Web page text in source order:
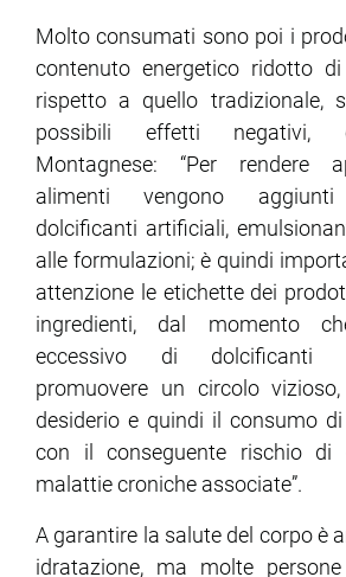
Molto consumati sono poi i
contenuto energetico ridotto
rispetto a quello tradizionale,
possibili effetti negativi,
Montagnese: “Per rendere
alimenti vengono aggiunti
dolcificanti artificiali,
alle formulazioni; è quindi
attenzione le etichette dei
ingredienti, dal momento
eccessivo di dolcificanti
promuovere un circolo
desiderio e quindi il consumo
con il conseguente rischio di
malattie croniche associate”.
A garantire la salute del corpo è
idratazione, ma molte